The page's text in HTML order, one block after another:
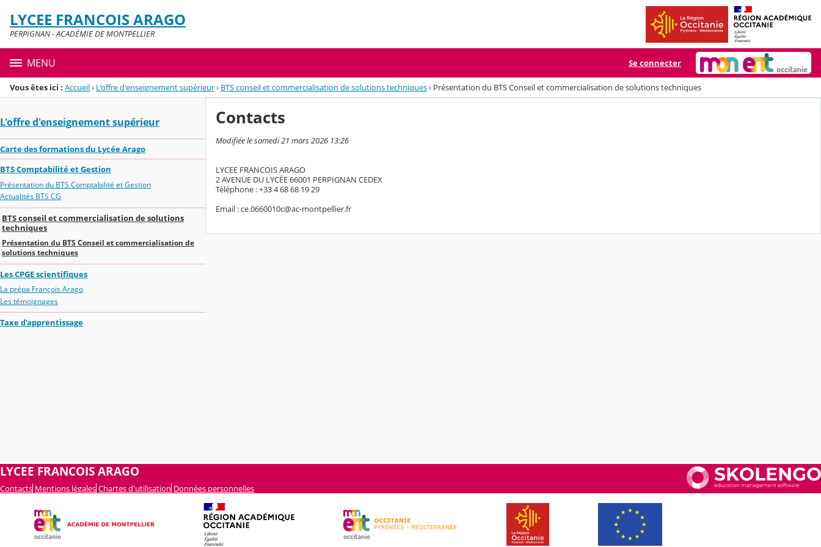
Menu de la rubrique
Contenu
LYCEE FRANCOIS ARAGO
PERPIGNAN - ACADÉMIE DE MONTPELLIER
MENU Se connecter
Vous êtes ici : Accueil› L'offre d'enseignement supérieur› BTS conseil et commercialisation de solutions techniques› Présentation du BTS Conseil et commercialisation de solutions techniques
L'offre d'enseignement supérieur
Carte des formations du Lycée Arago
BTS Comptabilité et Gestion
Présentation du BTS Comptabilité et Gestion
Actualités BTS CG
BTS conseil et commercialisation de solutions
techniques
Présentation du BTS Conseil et commercialisation de
solutions techniques
Les CPGE scientifiques
La prépa François Arago
Les témoignages
Taxe d'apprentissage
Contacts
Modifiée le samedi 21 mars 2026 13:26
LYCEE FRANCOIS ARAGO
2 AVENUE DU LYCÉE 66001 PERPIGNAN CEDEX
Téléphone : +33 4 68 68 19 29
Email : ce.0660010c@ac-montpellier.fr
LYCEE FRANCOIS ARAGO
Contacts Mentions légales Chartes d'utilisation Données personnelles